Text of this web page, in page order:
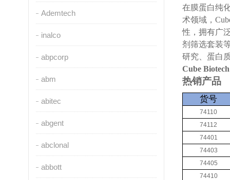
Ademtech
inalco
abpcorp
abm
abitec
abgent
abclonal
abbott
在膜蛋白纯
术领域，
性，拥有广
剂筛选套装
研究、蛋白
Cube
热销产品
货号
74110
74112
74401
74403
74405
74410